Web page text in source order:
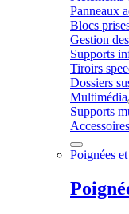
Panneaux
Blocs
Gestion
Supports
Tiroirs
Dossiers
Multimédia
Supports
Poignées